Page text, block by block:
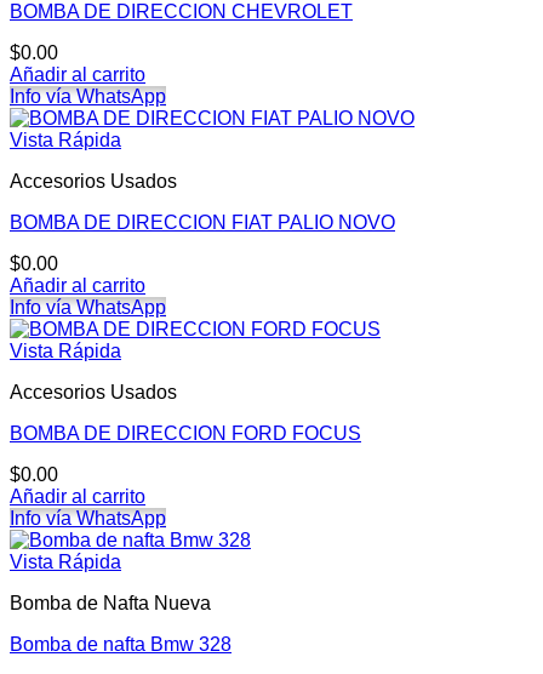
BOMBA DE DIRECCION CHEVROLET
$0.00
Añadir al carrito
Info vía WhatsApp
Vista Rápida
Accesorios Usados
BOMBA DE DIRECCION FIAT PALIO NOVO
$0.00
Añadir al carrito
Info vía WhatsApp
Vista Rápida
Accesorios Usados
BOMBA DE DIRECCION FORD FOCUS
$0.00
Añadir al carrito
Info vía WhatsApp
Vista Rápida
Bomba de Nafta Nueva
Bomba de nafta Bmw 328